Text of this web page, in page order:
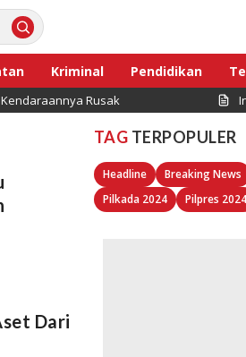
Kriminal Pendidikan
Rusak
Dari
TAG TERPOPULER
Headline Breaking News
Pilkada 2024
Pilpres 2024